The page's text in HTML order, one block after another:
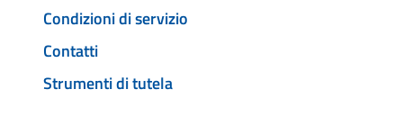
Condizioni di servizio
Contatti
Strumenti di tutela